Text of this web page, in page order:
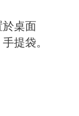
於桌面
提袋。